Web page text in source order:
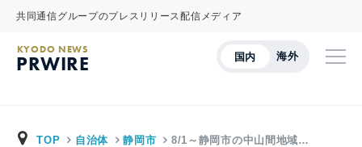
共同通信グループのプレスリリース配信メディア
国内 海外
KYODO NEWS
PRWIRE
TOP 自治体 静岡市 8/1～静岡市の中山間地域…